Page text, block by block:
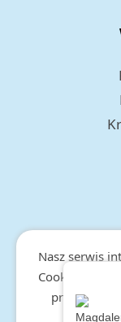
Nasz serwis
Cookies.